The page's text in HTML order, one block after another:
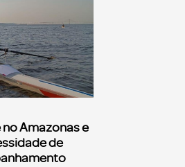
Amazonas e
de